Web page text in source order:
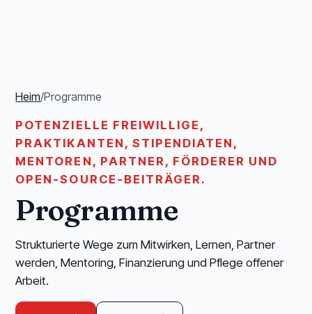
Heim/Programme
POTENZIELLE FREIWILLIGE,
PRAKTIKANTEN, STIPENDIATEN,
MENTOREN, PARTNER, FÖRDERER UND
OPEN-SOURCE-BEITRÄGER.
Programme
Strukturierte Wege zum Mitwirken, Lernen, Partner
werden, Mentoring, Finanzierung und Pflege offener
Arbeit.